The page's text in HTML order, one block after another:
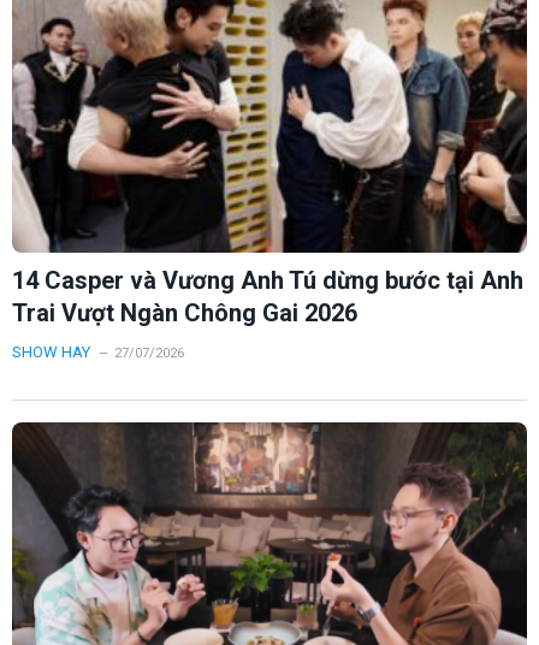
14 Casper và Vương Anh Tú dừng bước tại Anh
Trai Vượt Ngàn Chông Gai 2026
SHOW HAY 27/07/2026